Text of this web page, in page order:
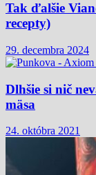
Tak ďalšie
recepty)
29. decembra 2024
Dlhšie si nič
mäsa
24. októbra 2021